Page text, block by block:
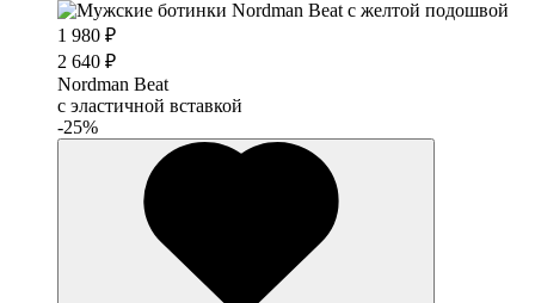
1 980 ₽
2 640 ₽
Nordman Beat
с эластичной вставкой
-25%